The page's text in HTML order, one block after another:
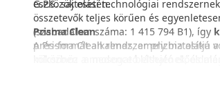
eszközök esetén.
Prisma Clean
A Prisma Clean rendszer prizma alakú
kölcsönöz a medence belsejének, és
G.P.S. sajtolási technológiai
összetevők teljes körűen és
(szabadalom száma: 1 415 794 B1), így
prés-formát alkalmaz, amely biztosítja
miközben a mosogató látható